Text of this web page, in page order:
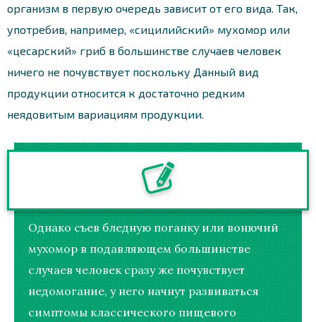
организм в первую очередь зависит от его вида. Так,
употребив, например, «сицилийский» мухомор или
«цесарский» гриб в большинстве случаев человек
ничего не почувствует поскольку Данный вид
продукции относится к достаточно редким
неядовитым вариациям продукции.
Однако съев бледную поганку или вонючий
мухомор в подавляющем большинстве
случаев человек сразу же почувствует
недомогание, у него начнут развиваться
симптомы классического пищевого